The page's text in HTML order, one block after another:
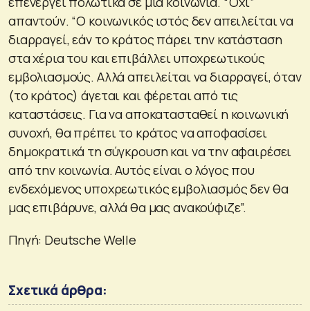
απαντούν. “Ο κοινωνικός ιστός δεν απειλείται να
διαρραγεί, εάν το κράτος πάρει την κατάσταση
στα χέρια του και επιβάλλει υποχρεωτικούς
εμβολιασμούς. Αλλά απειλείται να διαρραγεί, όταν
(το κράτος) άγεται και φέρεται από τις
καταστάσεις. Για να αποκατασταθεί η κοινωνική
συνοχή, θα πρέπει το κράτος να αποφασίσει
δημοκρατικά τη σύγκρουση και να την αφαιρέσει
από την κοινωνία. Αυτός είναι ο λόγος που
ενδεχόμενος υποχρεωτικός εμβολιασμός δεν θα
μας επιβάρυνε, αλλά θα μας ανακούφιζε”.
Πηγή: Deutsche Welle
Σχετικά άρθρα: